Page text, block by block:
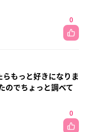
0
もっと好きになりま
のでちょっと調べて
0